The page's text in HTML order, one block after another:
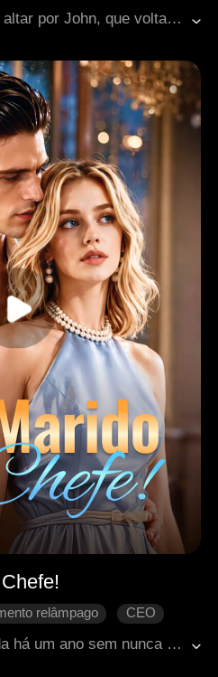
Joanna é abandonada no altar por John, que volta para seu primeiro amor, Lily. Ferida, ela se casa impulsivamente com Alexander, um bilionário em cadeira de rodas também rejeitado. Ela reconstrói sua vida, enfrenta as sabotagens de Lily e se destaca na empresa LU, sem saber que Alexander a protege secretamente como seu verdadeiro dono.Quando a verdade vem à tona, o casamento de conveniência se transforma em amor, e os dois superam seus inimigos juntos.
relâmpago
CEO
Romance moderno
Claire Thorne está casada há um ano sem nunca ter encontrado seu marido, Lyon Torrance. Após ingressar no Grupo Ashworth, ela descobre que seu chefe reservado, Alexander Stirling, é na verdade seu marido. De mal-entendidos e um período de distanciamento emocional a trabalhar juntos no ambiente de trabalho, o relacionamento deles gradualmente se aquece após superarem uma crise de relações públicas e um incidente inesperado em uma viagem de negócios. Quando Alexander descobre a verdade, uma bela história de amor que floresce após o casamento se desenrola.